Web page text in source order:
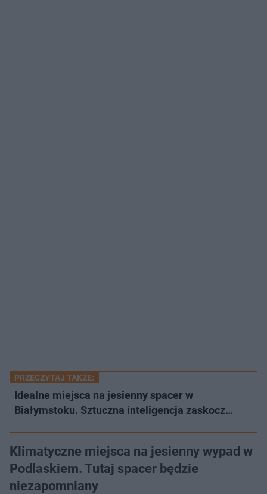
PRZECZYTAJ TAKŻE:
Idealne miejsca na jesienny spacer w
Białymstoku. Sztuczna inteligencja zaskocz…
Klimatyczne miejsca na jesienny wypad w
Podlaskiem. Tutaj spacer będzie
niezapomniany